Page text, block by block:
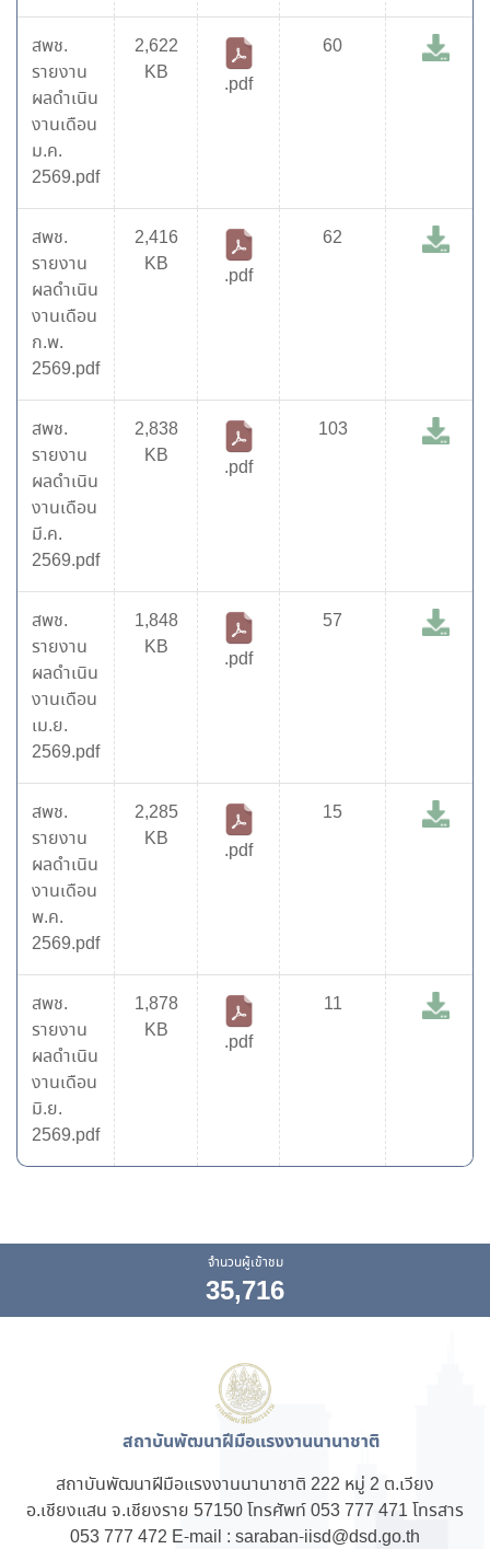
สพช.
รายงาน
ผลดำเนิน
งานเดือน
ม.ค.
2569.pdf
2,622
KB
.pdf
60
สพช.
รายงาน
ผลดำเนิน
งานเดือน
ก.พ.
2569.pdf
2,416
KB
.pdf
62
สพช.
รายงาน
ผลดำเนิน
งานเดือน
มี.ค.
2569.pdf
2,838
KB
.pdf
103
สพช.
รายงาน
ผลดำเนิน
งานเดือน
เม.ย.
2569.pdf
1,848
KB
.pdf
57
สพช.
รายงาน
ผลดำเนิน
งานเดือน
พ.ค.
2569.pdf
2,285
KB
.pdf
15
สพช.
รายงาน
ผลดำเนิน
งานเดือน
มิ.ย.
2569.pdf
1,878
KB
.pdf
11
จำนวนผู้เข้าชม
35,716
สถาบันพัฒนาฝีมือแรงงานนานาชาติ
สถาบันพัฒนาฝีมือแรงงานนานาชาติ 222 หมู่ 2 ต.เวียง
อ.เชียงแสน จ.เชียงราย 57150 โทรศัพท์ 053 777 471 โทรสาร
053 777 472 E-mail : saraban-iisd@dsd.go.th